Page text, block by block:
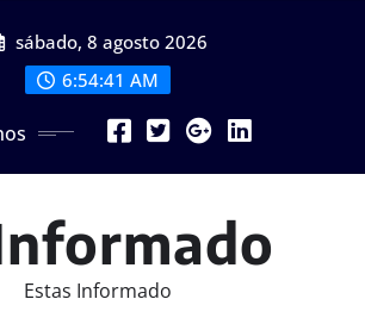
sábado, 8 agosto 2026
6:54:43 AM
Estas Informado